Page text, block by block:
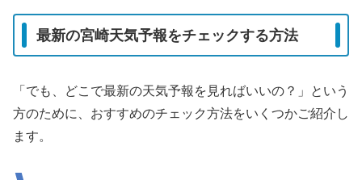
最新の宮崎天気予報をチェックする方法
「でも、どこで最新の天気予報を見ればいいの？」という
方のために、おすすめのチェック方法をいくつかご紹介し
ます。